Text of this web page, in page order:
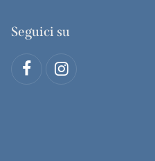
Seguici su